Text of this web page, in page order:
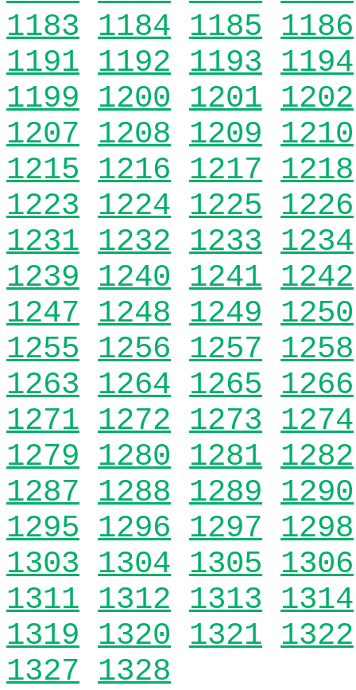
1183 1184 1185 1186
1191 1192 1193 1194
1199 1200 1201 1202
1207 1208 1209 1210
1215 1216 1217 1218
1223 1224 1225 1226
1231 1232 1233 1234
1239 1240 1241 1242
1247 1248 1249 1250
1255 1256 1257 1258
1263 1264 1265 1266
1271 1272 1273 1274
1279 1280 1281 1282
1287 1288 1289 1290
1295 1296 1297 1298
1303 1304 1305 1306
1311 1312 1313 1314
1319 1320 1321 1322
1327 1328